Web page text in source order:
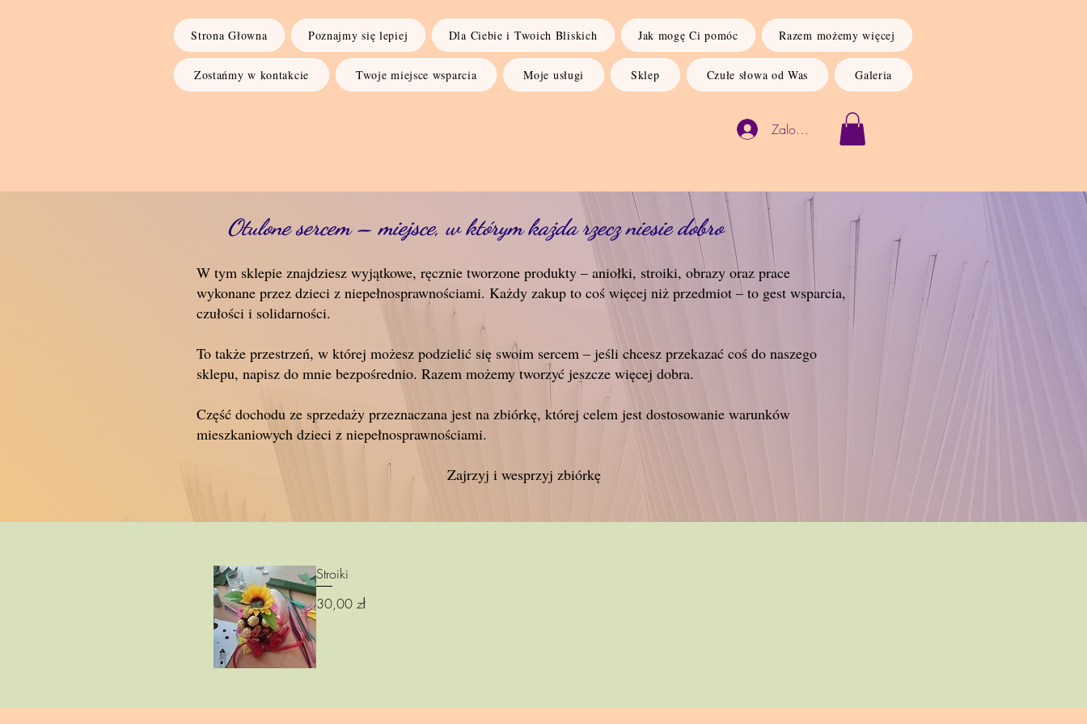
Strona Głowna Poznajmy się lepiej Dla Ciebie i Twoich Bliskich Jak mogę Ci pomóc Razem możemy więcej
Zostańmy w kontakcie Twoje miejsce wsparcia Moje usługi Sklep Czułe słowa od Was Galeria
Zaloguj się
Otulone sercem – miejsce, w którym każda rzecz niesie dobro
W tym sklepie znajdziesz wyjątkowe, ręcznie tworzone produkty – aniołki, stroiki, obrazy oraz prace
wykonane przez dzieci z niepełnosprawnościami. Każdy zakup to coś więcej niż przedmiot – to gest wsparcia,
czułości i solidarności.
To także przestrzeń, w której możesz podzielić się swoim sercem – jeśli chcesz przekazać coś do naszego
sklepu, napisz do mnie bezpośrednio. Razem możemy tworzyć jeszcze więcej dobra.
Część dochodu ze sprzedaży przeznaczana jest na zbiórkę, której celem jest dostosowanie warunków
mieszkaniowych dzieci z niepełnosprawnościami.
Zajrzyj i wesprzyj zbiórkę
Stroiki
Cena
30,00 zł